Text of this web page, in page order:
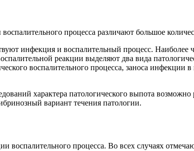
процесса различают большое
инфекция и воспалительный процесс. Наиболее
реакции выделяют два вида
воспалительного процесса, заноса инфекции
характера патологического выпота возможно
вариант течения патологии.
процесса. Во всех случаях